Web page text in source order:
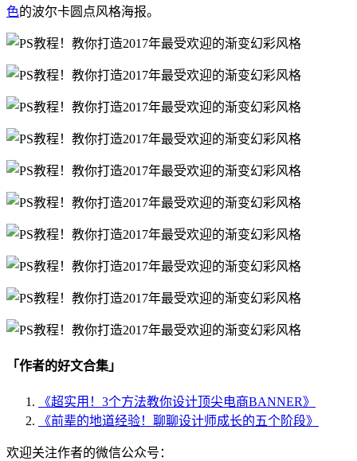
色的波尔卡圆点风格海报。
「作者的好文合集」
《超实用！3个方法教你设计顶尖电商BANNER》
《前辈的地道经验！聊聊设计师成长的五个阶段》
欢迎关注作者的微信公众号：